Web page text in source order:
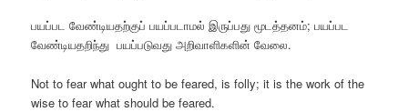
பயப்பட வேண்டியதற்குப் பயப்படாமல் இருப்பது மூடத்தனம்; பயப்பட
வேண்டியதறிந்து பயப்படுவது அறிவாளிகளின் வேலை.
Not to fear what ought to be feared, is folly; it is the work of the
wise to fear what should be feared.